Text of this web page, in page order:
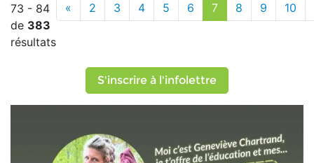
73 - 84
de 383
résultats
« 2 3 4 5 6 7 8 9 10
S'inscrire à l'infolettre